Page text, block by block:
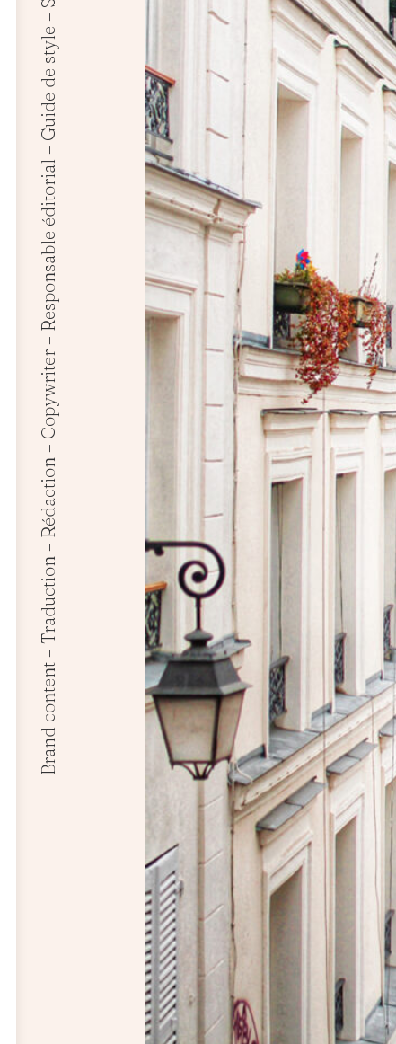
Brand content – Traduction – Rédaction – Copywriter – Responsable éditorial – Guide de style – Storytelling